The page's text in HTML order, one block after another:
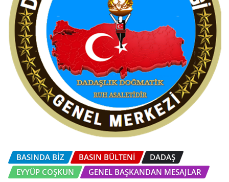
BASINDA BİZ BASIN BÜLTENI
DADAŞ
EYYÜP COŞKUN
GENEL BAŞKANDAN MESAJLAR